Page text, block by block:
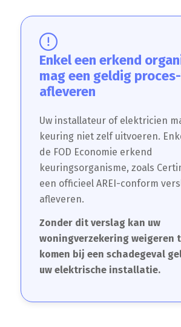
Enkel een erkend
mag een geldig
afleveren
Uw installateur of elektricien
keuring niet zelf uitvoeren.
de FOD Economie erkend
keuringsorganisme, zoals
een officieel AREI-conform
afleveren.
Zonder dit verslag kan uw
woningverzekering weigeren
komen bij een schadegeval
uw elektrische installatie.